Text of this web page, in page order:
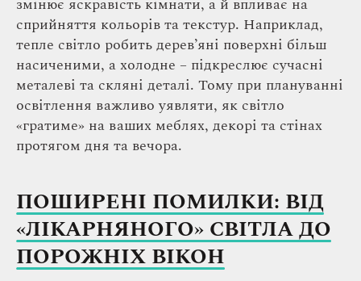
змінює яскравість кімнати, а й впливає на
сприйняття кольорів та текстур. Наприклад,
тепле світло робить дерев’яні поверхні більш
насиченими, а холодне – підкреслює сучасні
металеві та скляні деталі. Тому при плануванні
освітлення важливо уявляти, як світло
«гратиме» на ваших меблях, декорі та стінах
протягом дня та вечора.
ПОШИРЕНІ ПОМИЛКИ: ВІД
«ЛІКАРНЯНОГО» СВІТЛА ДО
ПОРОЖНІХ ВІКОН